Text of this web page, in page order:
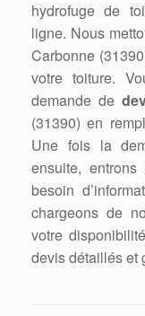
hydrofuge de
ligne. Nous
Carbonne
votre toiture.
demande de
(31390) en
Une fois la
ensuite,
besoin
chargeons de
votre
devis détaillés et